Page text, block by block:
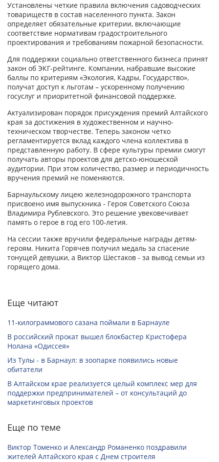
Установлены четкие правила включения садоводческих
товариществ в состав населенного пункта. Закон
определяет обязательные критерии, включающие
соответствие нормативам градостроительного
проектирования и требованиям пожарной безопасности.
Для поддержки социально ответственного бизнеса принят
закон об ЭКГ-рейтинге. Компании, набравшие высокие
баллы по критериям «Экология, Кадры, Государство»,
получат доступ к льготам – ускоренному получению
госуслуг и приоритетной финансовой поддержке.
Актуализирован порядок присуждения премий Алтайского
края за достижения в художественном и научно-
техническом творчестве. Теперь законом четко
регламентируется вклад каждого члена коллектива в
представленную работу. В сфере культуры премии смогут
получать авторы проектов для детско-юношеской
аудитории. При этом количество, размер и периодичность
вручения премий не поменяются.
Барнаульскому лицею железнодорожного транспорта
присвоено имя выпускника - Героя Советского Союза
Владимира Рублевского. Это решение увековечивает
память о герое в год его 100-летия.
На сессии также вручили федеральные награды детям-
героям. Никита Горячев получил медаль за спасение
тонущей девушки, а Виктор Шестаков - за вывод семьи из
горящего дома.
Еще читают
11-килограммового сазана поймали в Барнауле
В российский прокат вышел блокбастер Кристофера
Нолана «Одиссея»
Из Тулы - в Барнаул: в зоопарке появились новые
обитатели
В Алтайском крае реализуется целый комплекс мер для
поддержки предпринимателей – от консультаций до
маркетинговых проектов
Еще по теме
Виктор Томенко и Александр Романенко поздравили
жителей Алтайского края с Днем строителя